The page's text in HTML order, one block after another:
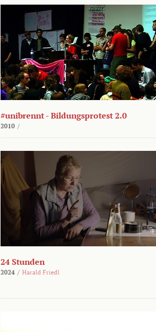
#unibrennt - Bildungsprotest 2.0
2010 /
24 Stunden
2024 / Harald Friedl